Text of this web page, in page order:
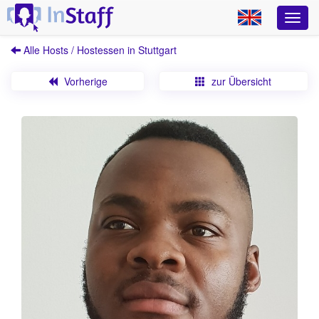
Alle Hosts / Hostessen in Stuttgart
Vorherige zur Übersicht